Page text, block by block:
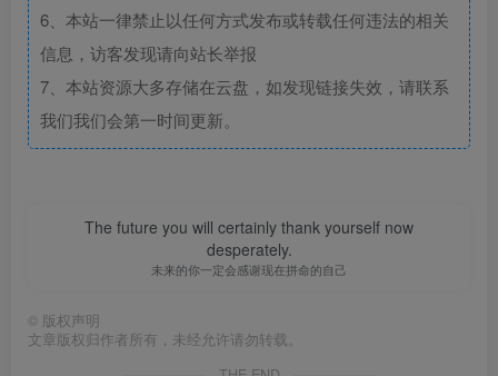
6、本站一律禁止以任何方式发布或转载任何违法的相关
信息，访客发现请向站长举报
7、本站资源大多存储在云盘，如发现链接失效，请联系
我们我们会第一时间更新。
The future you will certainly thank yourself now
desperately.
未来的你一定会感谢现在拼命的自己
© 版权声明
文章版权归作者所有，未经允许请勿转载。